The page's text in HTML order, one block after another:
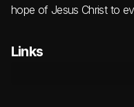
hope of Jesus Christ to
Links